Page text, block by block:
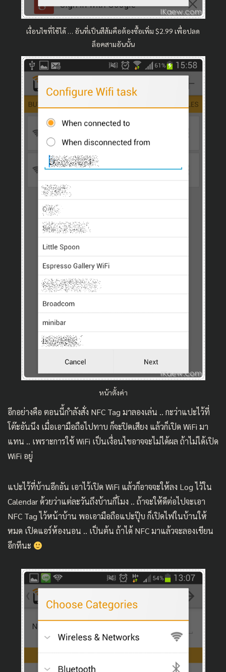
เงื่อนไขที่ใช้ได้ … อันที่เป็นสีส้มคือต้องซื้อเพิ่ม $2.99 เพื่อปลด
ล็อคสามอันนั้น
หน้าตั้งค่า
อีกอย่างคือ ตอนนี้กำลังสั่ง NFC Tag มาลองเล่น .. กะว่าแปะไว้ที่
โต๊ะอันนึง เมื่อเอามือถือไปทาบ ก็จะปิดเสียง แล้วก็เปิด WiFi มา
แทน .. เพราะการใช้ WiFi เป็นเงื่อนไขอาจจะไม่ได้ผล ถ้าไม่ได้เปิด
WiFi อยู่
แปะไว้ที่บ้านอีกอัน เอาไว้เปิด WiFi แล้วก็อาจจะให้ลง Log ไว้ใน
Calendar ด้วยว่าแต่ละวันถึงบ้านกี่โมง .. ถ้าจะให้ดีต่อไปจะเอา
NFC Tag ไว้หน้าบ้าน พอเอามือถือแปะปุ๊บ ก็เปิดไฟในบ้านให้
หมด เปิดแอร์ห้องนอน .. เป็นต้น ถ้าได้ NFC มาแล้วจะลองเขียน
อีกทีนะ